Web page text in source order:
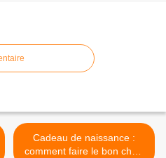
Cadeau de naissance :
comment faire le bon choix